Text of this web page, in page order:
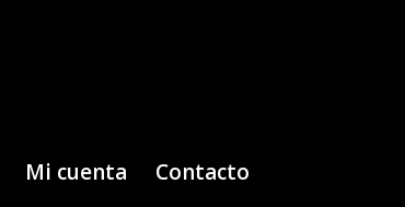
Mi cuenta Contacto